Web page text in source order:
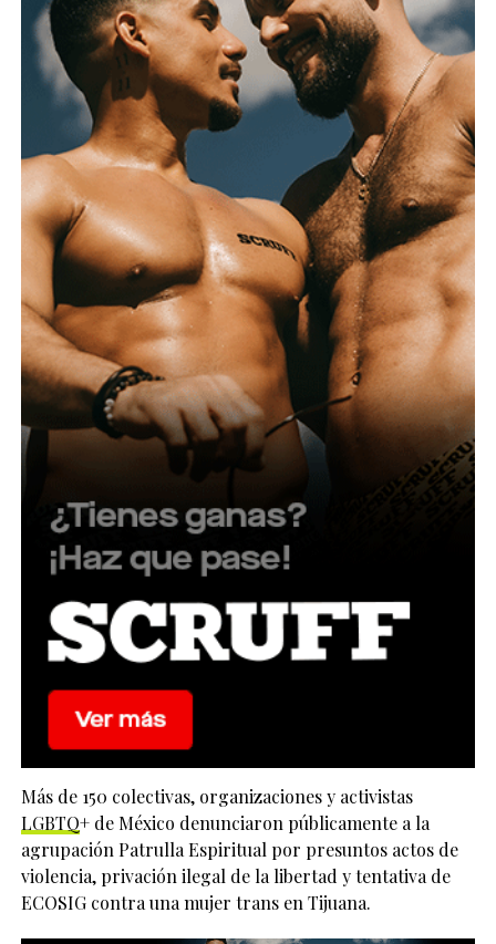
Más de 150 colectivas, organizaciones y activistas
LGBTQ+ de México denunciaron públicamente a la
agrupación Patrulla Espiritual por presuntos actos de
violencia, privación ilegal de la libertad y tentativa de
ECOSIG contra una mujer trans en Tijuana.